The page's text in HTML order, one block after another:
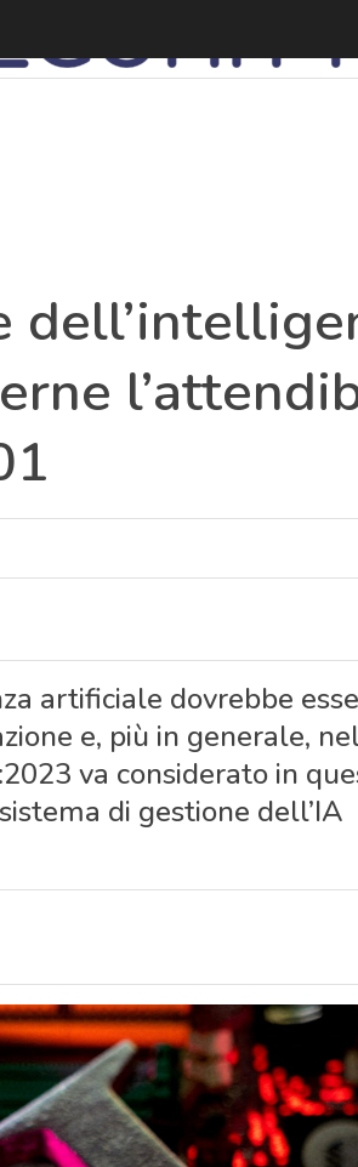
artificiale dovrebbe
e, più in generale,
va considerato in
di gestione dell’IA